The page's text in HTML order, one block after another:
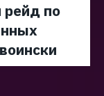
рейд по